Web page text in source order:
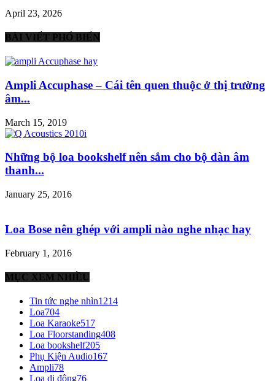
April 23, 2026
BÀI VIẾT PHỔ BIẾN
Ampli Accuphase – Cái tên quen thuộc ở thị trường
âm...
March 15, 2019
Những bộ loa bookshelf nên sắm cho bộ dàn âm
thanh...
January 25, 2016
Loa Bose nên ghép với ampli nào nghe nhạc hay
February 1, 2016
MỤC XEM NHIỀU
Tin tức nghe nhìn1214
Loa704
Loa Karaoke517
Loa Floorstanding408
Loa bookshelf205
Phụ Kiện Audio167
Ampli78
Loa di động76